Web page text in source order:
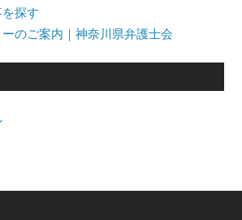
探す
のご案内｜神奈川県弁護士会